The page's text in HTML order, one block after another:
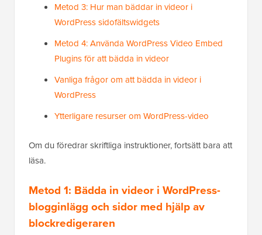
Metod 3: Hur man bäddar in videor i
WordPress sidofältswidgets
Metod 4: Använda WordPress Video Embed
Plugins för att bädda in videor
Vanliga frågor om att bädda in videor i
WordPress
Ytterligare resurser om WordPress-video
Om du föredrar skriftliga instruktioner, fortsätt bara att
läsa.
Metod 1: Bädda in videor i WordPress-
blogginlägg och sidor med hjälp av
blockredigeraren